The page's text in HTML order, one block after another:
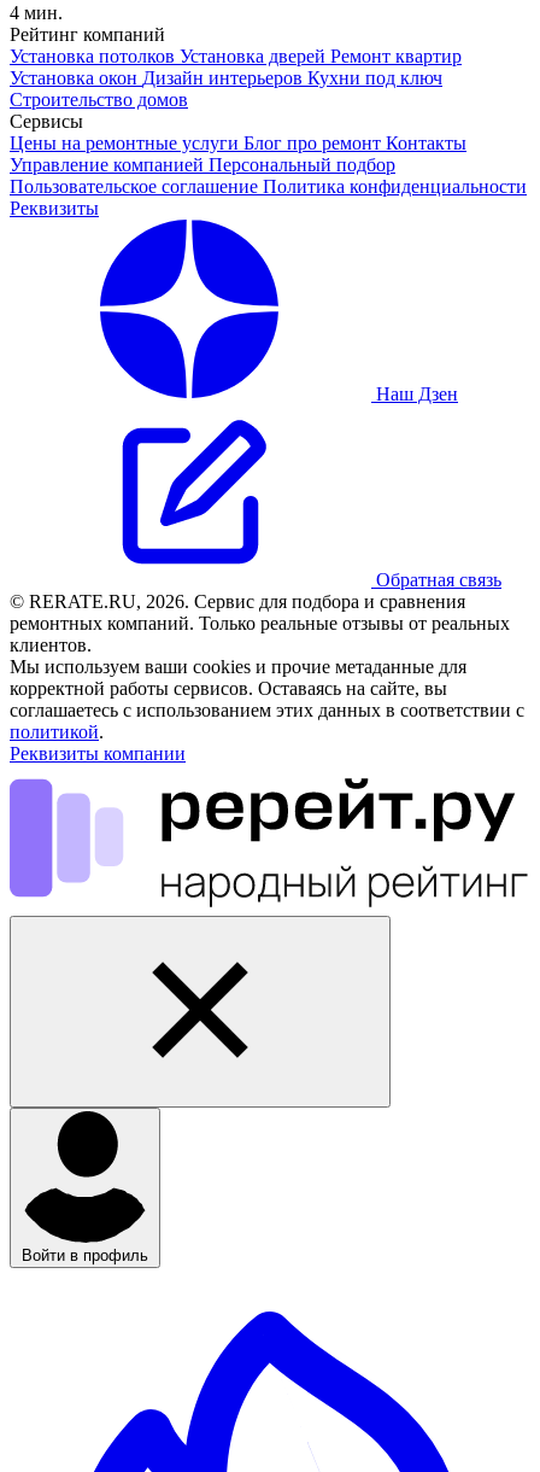
4 мин.
Рейтинг компаний
Установка потолков Установка дверей Ремонт квартир
Установка окон Дизайн интерьеров Кухни под ключ
Строительство домов
Сервисы
Цены на ремонтные услуги Блог про ремонт Контакты
Управление компанией Персональный подбор
Пользовательское соглашение Политика конфиденциальности
Реквизиты
Наш Дзен
Обратная связь
© RERATE.RU, 2026. Сервис для подбора и сравнения
ремонтных компаний. Только реальные отзывы от реальных
клиентов.
Мы используем ваши cookies и прочие метаданные для
корректной работы сервисов. Оставаясь на сайте, вы
соглашаетесь с использованием этих данных в соответствии с
политикой.
Реквизиты компании
Войти в профиль